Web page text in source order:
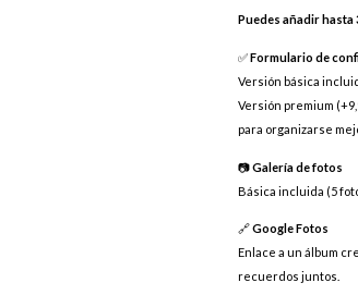
Puedes añadir
✅Formulario de
Versión básica
Versión premium
para organizarse
📷Galería de fotos
Básica incluida (5
🔗Google Fotos
Enlace a un álbum
recuerdos juntos.